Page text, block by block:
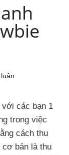
các bạn 1
trong việc
cách thu
cơ bản là thu